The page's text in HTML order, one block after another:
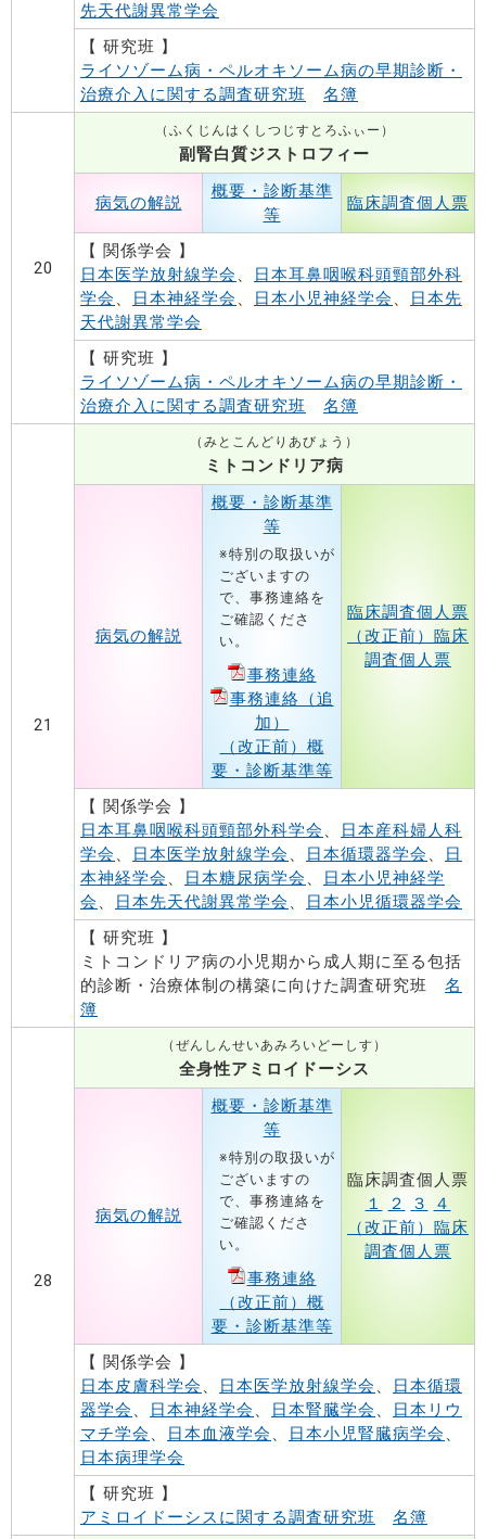
先天代謝異常学会
【 研究班 】
ライソゾーム病・ペルオキソーム病の早期診断・
治療介入に関する調査研究班
名簿
20
（ふくじんはくしつじすとろふぃー）
副腎白質ジストロフィー
病気の解説
概要・診断基準
等
臨床調査個人票
【 関係学会 】
日本医学放射線学会 、
日本耳鼻咽喉科頭頸部外科
学会 、 日本神経学会 、 日本小児神経学会 、
日本先
天代謝異常学会
【 研究班 】
ライソゾーム病・ペルオキソーム病の早期診断・
治療介入に関する調査研究班
名簿
21
（みとこんどりあびょう）
ミトコンドリア病
病気の解説
概要・診断基準
等
※特別の取扱いが
ございますの
で、事務連絡を
ご確認くださ
い。
事務連絡
事務連絡（追
加）
（改正前）概
要・診断基準等
臨床調査個人票
（改正前）臨床
調査個人票
【 関係学会 】
日本耳鼻咽喉科頭頸部外科学会 、
日本産科婦人科
学会 、 日本医学放射線学会 、 日本循環器学会 、
日
本神経学会 、 日本糖尿病学会 、
日本小児神経学
会 、 日本先天代謝異常学会 、
日本小児循環器学会
【 研究班 】
ミトコンドリア病の小児期から成人期に至る包括
的診断・治療体制の構築に向けた調査研究班 名
簿
28
（ぜんしんせいあみろいどーしす）
全身性アミロイドーシス
病気の解説
概要・診断基準
等
※特別の取扱いが
ございますの
で、事務連絡を
ご確認くださ
い。
事務連絡
（改正前）概
要・診断基準等
臨床調査個人票
１
２ ３
４
（改正前）臨床
調査個人票
【 関係学会 】
日本皮膚科学会 、 日本医学放射線学会 、
日本循環
器学会 、 日本神経学会 、 日本腎臓学会 、
日本リウ
マチ学会 、 日本血液学会 、 日本小児腎臓病学会 、
日本病理学会
【 研究班 】
アミロイドーシスに関する調査研究班
名簿